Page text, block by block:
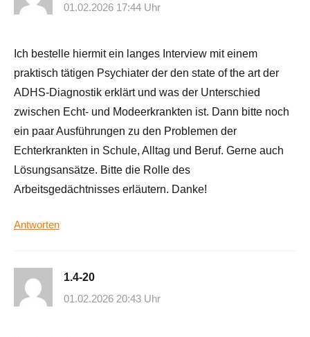
01.02.2026 17:44 Uhr
Ich bestelle hiermit ein langes Interview mit einem
praktisch tätigen Psychiater der den state of the art der
ADHS-Diagnostik erklärt und was der Unterschied
zwischen Echt- und Modeerkrankten ist. Dann bitte noch
ein paar Ausführungen zu den Problemen der
Echterkrankten in Schule, Alltag und Beruf. Gerne auch
Lösungsansätze. Bitte die Rolle des
Arbeitsgedächtnisses erläutern. Danke!
Antworten
1.4-20
01.02.2026 20:43 Uhr